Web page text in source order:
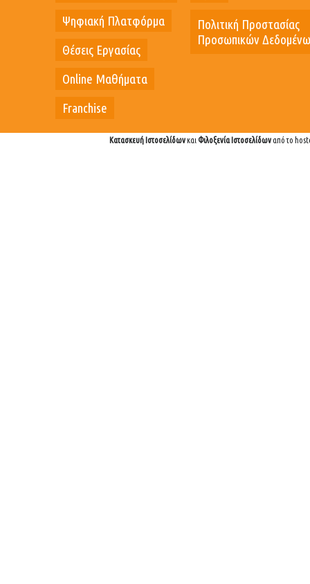
Ψηφιακή Πλατφόρμα
Θέσεις Εργασίας
Online Μαθήματα
Franchise
Πολιτική Προστασίας
Προσωπικών
Κατασκευή Ιστοσελίδωνκαι Φιλοξενία Ιστοσελίδωναπό το